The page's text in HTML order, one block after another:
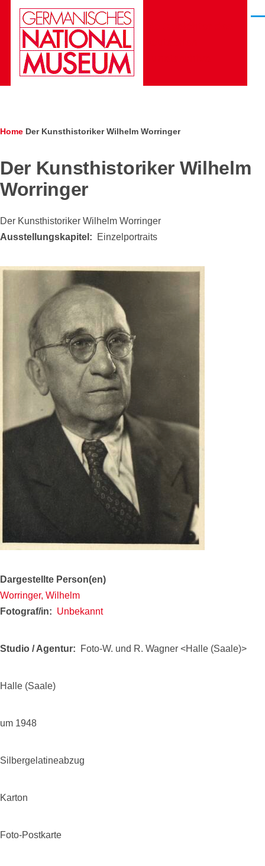
Skip to main content
Breadcrumb
Home Der Kunsthistoriker Wilhelm Worringer
Der Kunsthistoriker Wilhelm
Worringer
Der Kunsthistoriker Wilhelm Worringer
Ausstellungskapitel
Einzelportraits
Dargestellte Person(en)
Worringer, Wilhelm
Fotograf/in
Unbekannt
Studio / Agentur Foto-W. und R. Wagner <Halle (Saale)>
Halle (Saale)
um 1948
Silbergelatineabzug
Karton
Foto-Postkarte